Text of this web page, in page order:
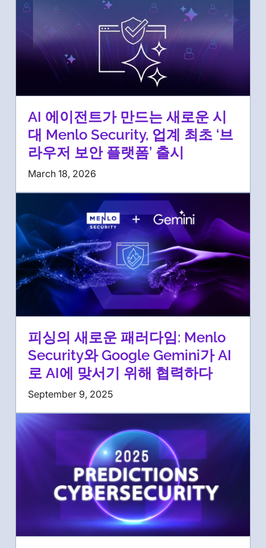
AI 에이전트가 만드는 새로운 시
대 Menlo Security, 업계 최초 ‘브
라우저 보안 플랫폼’ 출시
March 18, 2026
피싱의 새로운 패러다임: Menlo
Security와 Google Gemini가 AI
로 AI에 맞서기 위해 협력하다
September 9, 2025